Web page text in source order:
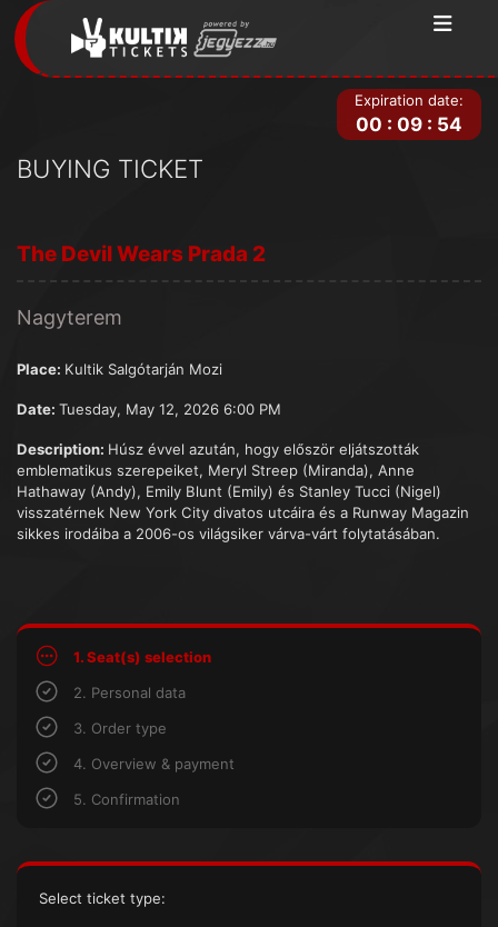
BUYING TICKET
Expiration date:
00 : 09 : 54
The Devil Wears Prada 2
Nagyterem
Place: Kultik Salgótarján Mozi
Date: Tuesday, May 12, 2026 6:00 PM
Description: Húsz évvel azután, hogy először eljátszották
emblematikus szerepeiket, Meryl Streep (Miranda), Anne
Hathaway (Andy), Emily Blunt (Emily) és Stanley Tucci (Nigel)
visszatérnek New York City divatos utcáira és a Runway Magazin
sikkes irodáiba a 2006-os világsiker várva-várt folytatásában.
1. Seat(s) selection
2. Personal data
3. Order type
4. Overview & payment
5. Confirmation
Select ticket type: